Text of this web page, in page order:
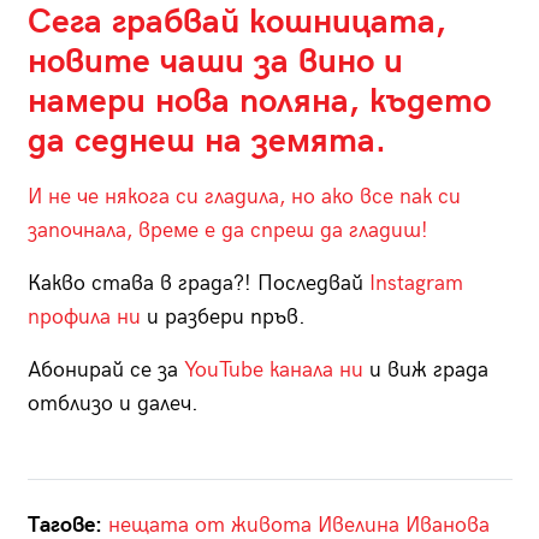
Сега грабвай кошницата,
новите чаши за вино и
намери нова поляна, където
да седнеш на земята.
И не че някога си гладила, но ако все пак си
започнала, време е да спреш да гладиш!
Какво става в града?! Последвай Instagram
профила ни и разбери пръв.
Абонирай се за YouTube канала ни и виж града
отблизо и далеч.
Тагове: нещата от живота Ивелина Иванова